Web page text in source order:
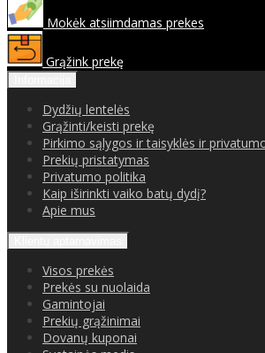
Mokėk atsiimdamas prekes
Grąžink prekę
Dydžių lentelės
Grąžinti/keisti prekę
Pirkimo sąlygos ir taisyklės ir
Prekių pristatymas
Privatumo politika
Kaip iširinkti vaiko batų dydį?
Apie mus
Visos prekės
Prekės su nuolaida
Gamintojai
Prekių grąžinimai
Dovanų kuponai